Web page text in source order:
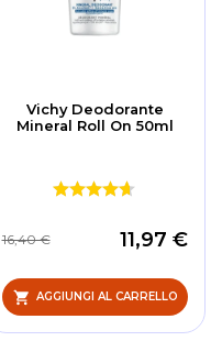
Vichy Deodorante
Mineral Roll On 50ml
11,97 €
16,40 €
AGGIUNGI AL CARRELLO